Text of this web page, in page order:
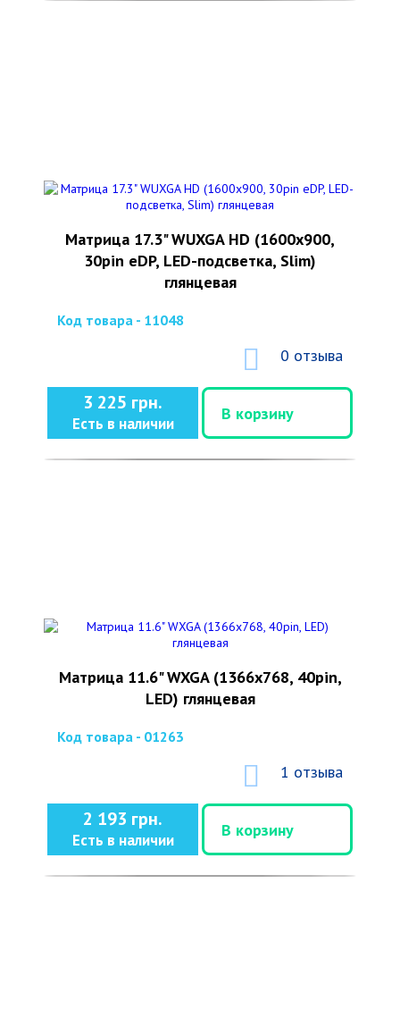
Матрица 17.3" WUXGA HD (1600x900,
30pin eDP, LED-подсветка, Slim)
глянцевая
Код товара - 11048
0 отзыва
3 225 грн.
Есть в наличии
В корзину
Матрица 11.6" WXGA (1366x768, 40pin,
LED) глянцевая
Код товара - 01263
1 отзыва
2 193 грн.
Есть в наличии
В корзину